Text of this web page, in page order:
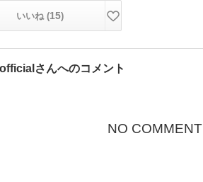
いいね (15)
さんへのコメント
NO COMMENT